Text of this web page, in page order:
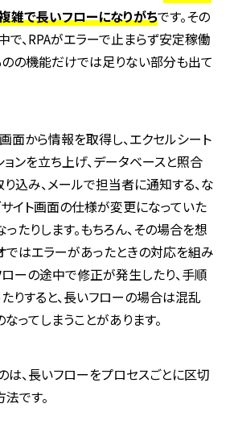
雑で長いフローになりがちです。その
で、RPAがエラーで止まらず安定稼働
の機能だけでは足りない部分も出て
面から情報を取得し、エクセルシート
ョンを立ち上げ、データベースと照合
り込み、メールで担当者に通知する、な
サイト画面の仕様が変更になっていた
たりします。もちろん、その場合を想
ではエラーがあったときの対応を組み
ローの途中で修正が発生したり、手順
りすると、長いフローの場合は混乱
ってしまうことがあります。
は、長いフローをプロセスごとに区切
です。